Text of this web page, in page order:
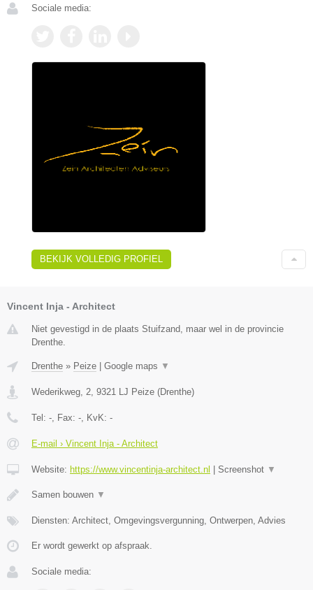
Sociale media:
BEKIJK VOLLEDIG PROFIEL
Vincent Inja - Architect
Niet gevestigd in de plaats Stuifzand, maar wel in de provincie
Drenthe.
Drenthe » Peize Google maps ▼
Wederikweg, 2 9321 LJ Peize (Drenthe)
Tel: - , Fax: - , KvK: -
E-mail › Vincent Inja - Architect
Website: https://www.vincentinja-architect.nl Screenshot ▼
Samen bouwen ▼
Diensten: Architect, Omgevingsvergunning, Ontwerpen, Advies
Er wordt gewerkt op afspraak.
Sociale media: